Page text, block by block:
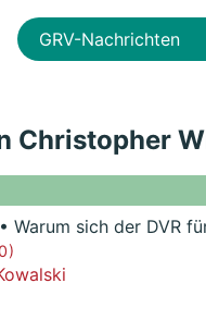
GRV-Nachrichten
Christopher
• Warum sich der DVR
)